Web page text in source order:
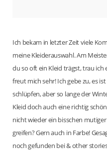
Ich bekam in letzter Zeit viele
meine Kleiderauswahl. Am
du so oft ein Kleid trägst, trau ich
freut mich sehr! Ich gebe zu, es
schlüpfen, aber so lange der
Kleid doch auch eine richtig
nicht wieder ein bisschen
greifen? Gern auch in Farbe!
noch gefunden bei & other